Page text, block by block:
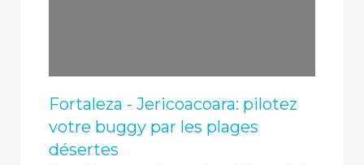
Fortaleza - Jericoacoara: pilotez
votre buggy par les plages
désertes